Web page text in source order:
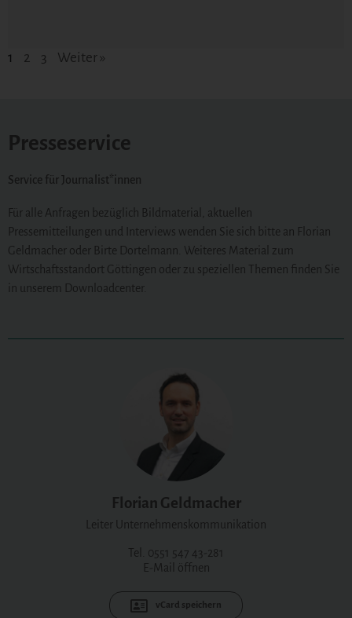
1 2 3 Weiter »
Presseservice
Service für Journalist*innen
Für alle Anfragen bezüglich Bildmaterial, aktuellen
Pressemitteilungen und Interviews wenden Sie sich bitte an Florian
Geldmacher oder Birte Dortelmann. Weiteres Material zum
Wirtschaftsstandort Göttingen oder zu speziellen Themen finden Sie
in unserem Downloadcenter.
Florian Geldmacher
Leiter Unternehmenskommunikation
Tel. 0551 547 43-281
E-Mail öffnen
vCard speichern